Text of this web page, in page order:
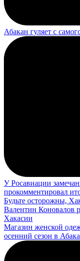
Абакан гуляет с
У Росавиации
прокомментировал
Будьте осторожны,
Валентин Коновалов
Хакасии
Магазин женской
осенний сезон в